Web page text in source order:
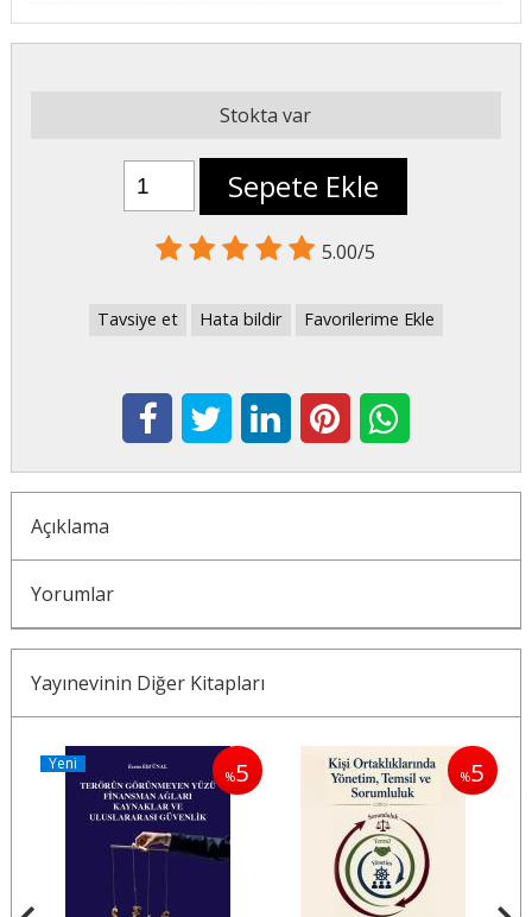
Stokta var
Sepete Ekle
5.00/5
Tavsiye et Hata bildir Favorilerime Ekle
Açıklama
Yorumlar
Yayınevinin Diğer Kitapları
%5
Yeni
%5